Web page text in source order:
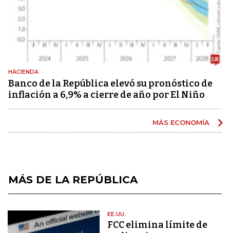
HACIENDA
Banco de la República elevó su pronóstico de
inflación a 6,9% a cierre de año por El Niño
MÁS ECONOMÍA
MÁS DE LA REPÚBLICA
EE.UU.
FCC elimina límite de